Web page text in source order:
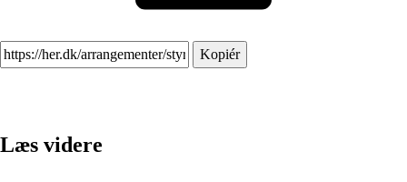
Kopiér
Læs videre